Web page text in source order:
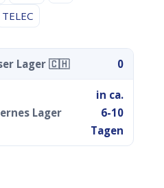
TELEC
Lager 🇨🇭 0
Lager
in ca.
6-10
Tagen